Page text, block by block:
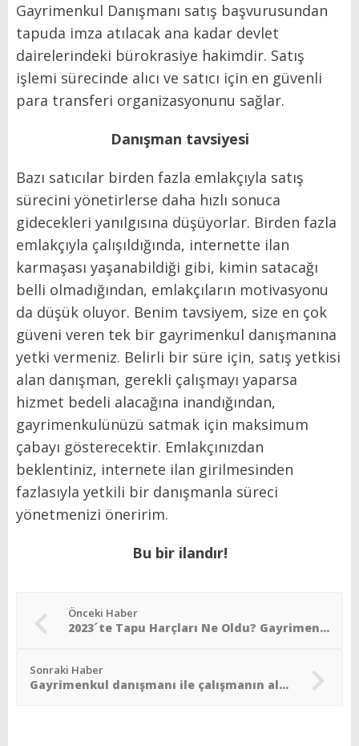
Gayrimenkul Danışmanı satış başvurusundan
tapuda imza atılacak ana kadar devlet
dairelerindeki bürokrasiye hakimdir. Satış
işlemi sürecinde alıcı ve satıcı için en güvenli
para transferi organizasyonunu sağlar.
Danışman tavsiyesi
Bazı satıcılar birden fazla emlakçıyla satış
sürecini yönetirlerse daha hızlı sonuca
gidecekleri yanılgısına düşüyorlar. Birden fazla
emlakçıyla çalışıldığında, internette ilan
karmaşası yaşanabildiği gibi, kimin satacağı
belli olmadığından, emlakçıların motivasyonu
da düşük oluyor. Benim tavsiyem, size en çok
güveni veren tek bir gayrimenkul danışmanına
yetki vermeniz. Belirli bir süre için, satış yetkisi
alan danışman, gerekli çalışmayı yaparsa
hizmet bedeli alacağına inandığından,
gayrimenkulünüzü satmak için maksimum
çabayı gösterecektir. Emlakçınızdan
beklentiniz, internete ilan girilmesinden
fazlasıyla yetkili bir danışmanla süreci
yönetmenizi öneririm.
Bu bir ilandır!
Önceki Haber
2023´te Tapu Harçları Ne Oldu? Gayrimenkulde değer artış kazancı
Sonraki Haber
Gayrimenkul danışmanı ile çalışmanın alıcılar için avantajları